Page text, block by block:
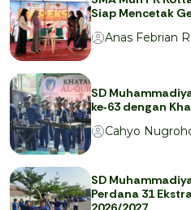
Siap Mencetak
Anas Febrian R
SD
ke‑63 dengan
Cahyo
SD
Perdana 31